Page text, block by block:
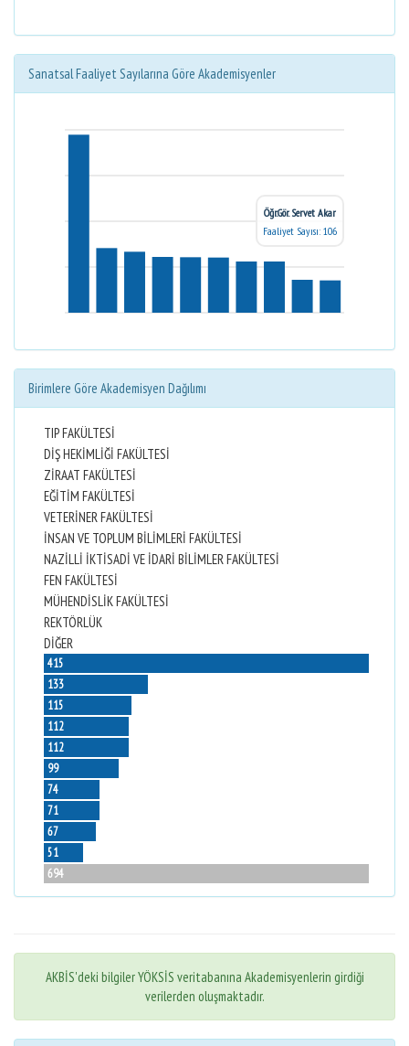
Sanatsal Faaliyet Sayılarına Göre Akademisyenler
Öğr.Gör. Servet Akar
Faaliyet Sayısı: 106
Birimlere Göre Akademisyen Dağılımı
TIP FAKÜLTESİ
DİŞ HEKİMLİĞİ FAKÜLTESİ
ZİRAAT FAKÜLTESİ
EĞİTİM FAKÜLTESİ
VETERİNER FAKÜLTESİ
İNSAN VE TOPLUM BİLİMLERİ FAKÜLTESİ
NAZİLLİ İKTİSADİ VE İDARİ BİLİMLER FAKÜLTESİ
FEN FAKÜLTESİ
MÜHENDİSLİK FAKÜLTESİ
REKTÖRLÜK
DİĞER
415
133
115
112
112
99
74
71
67
51
694
AKBİS'deki bilgiler YÖKSİS veritabanına Akademisyenlerin girdiği
verilerden oluşmaktadır.